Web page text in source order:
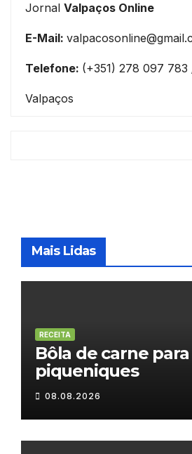
Jornal Valpaços Online
E-Mail:
Telefone: (+351) 278 097 783
Valpaços
Mais Lidas
RECEITA
Bôla de carne para
piqueniques
08.08.2026